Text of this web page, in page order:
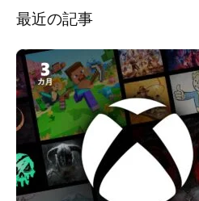
最近の記事